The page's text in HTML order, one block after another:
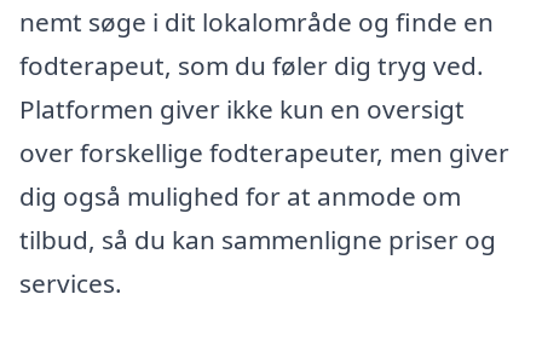
nemt søge i dit lokalområde og finde en
fodterapeut, som du føler dig tryg ved.
Platformen giver ikke kun en oversigt
over forskellige fodterapeuter, men giver
dig også mulighed for at anmode om
tilbud, så du kan sammenligne priser og
services.